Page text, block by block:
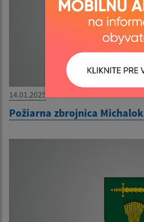
14.01.2025
Požiarna zbrojnica Michalok